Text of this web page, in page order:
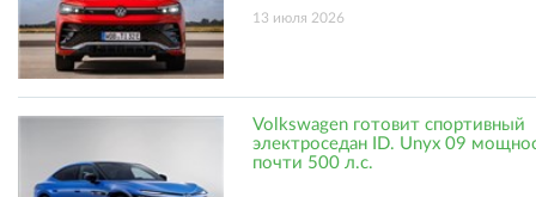
13 июля 2026
Volkswagen готовит спортивный
электроседан ID. Unyx 09
почти 500 л.с.